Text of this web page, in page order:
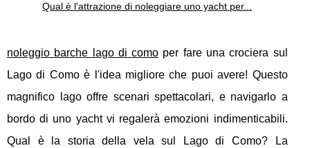
Qual è l'attrazione di noleggiare uno yacht per...
noleggio barche lago di como per fare una crociera sul
Lago di Como è l'idea migliore che puoi avere! Questo
magnifico lago offre scenari spettacolari, e navigarlo a
bordo di uno yacht vi regalerà emozioni indimenticabili.
Qual è la storia della vela sul Lago di Como? La